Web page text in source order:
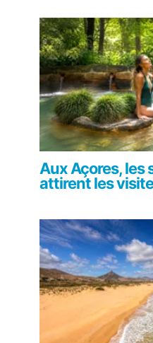
Aux Açores, les
attirent les